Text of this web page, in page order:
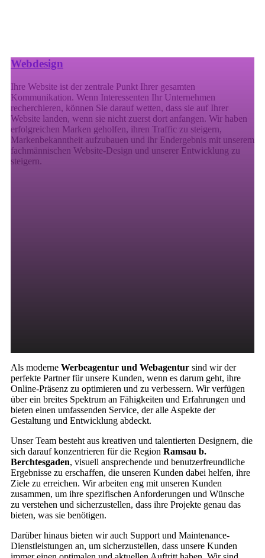
Webdesign
Ihre Website ist der zentrale Punkt Ihrer gesamten
Kommunikation. Wenn Interessenten Ihr Unternehmen
recherchieren, können Sie darauf wetten, dass sie auf Ihrer
Website landen, wenn sie nicht zuerst dort anfangen. Wir haben
erfolgreichen Marken geholfen, ihren Traffic zu steigern,
Markenbekanntheit aufzubauen und ihr Endergebnis mit unserem
fachmännischen Website-Design und unserer Entwicklung zu
steigern.
Als moderne Werbeagentur und Webagentur sind wir der
perfekte Partner für unsere Kunden, wenn es darum geht, ihre
Online-Präsenz zu optimieren und zu verbessern. Wir verfügen
über ein breites Spektrum an Fähigkeiten und Erfahrungen und
bieten einen umfassenden Service, der alle Aspekte der
Gestaltung und Entwicklung abdeckt.
Unser Team besteht aus kreativen und talentierten Designern, die
sich darauf konzentrieren für die Region Ramsau b.
Berchtesgaden, visuell ansprechende und benutzerfreundliche
Ergebnisse zu erschaffen, die unseren Kunden dabei helfen, ihre
Ziele zu erreichen. Wir arbeiten eng mit unseren Kunden
zusammen, um ihre spezifischen Anforderungen und Wünsche
zu verstehen und sicherzustellen, dass ihre Projekte genau das
bieten, was sie benötigen.
Darüber hinaus bieten wir auch Support und Maintenance-
Dienstleistungen an, um sicherzustellen, dass unsere Kunden